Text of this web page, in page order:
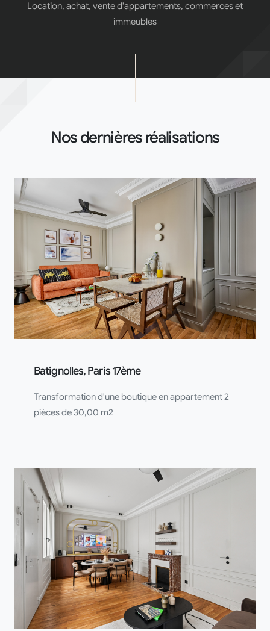
Location, achat, vente d'appartements, commerces et
immeubles
Nos dernières réalisations
Batignolles, Paris 17ème
Transformation d'une boutique en appartement 2
pièces de 30,00 m2